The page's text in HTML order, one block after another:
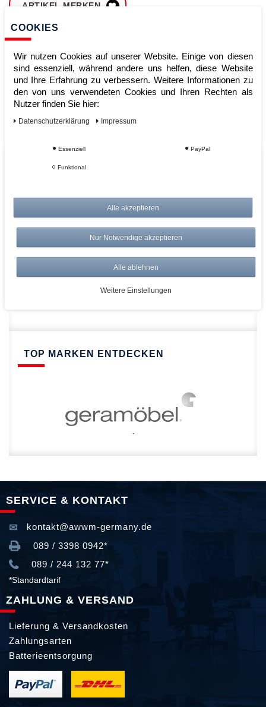
ARTIKEL MERKEN
Sofort lieferbar
Vom Profi für Profis - Ihre Vorteile
Versandkostenfrei ab 150€
Risikolos: 14 Tage Rückgabe
Über 20.000 Artikel
Schnelle Lieferung
TOP MARKEN ENTDECKEN
SERVICE & KONTAKT
kontakt@awwm-germany.de
089 / 3398 0942*
089 / 244 132 77*
*Standardtarif
ZAHLUNG & VERSAND
Lieferung & Versandkosten
Zahlungsarten
Batterieentsorgung
COOKIES
Wir nutzen Cookies auf unserer Website. Einige von diesen
sind essenziell, während andere uns helfen, diese Website
und Ihre Erfahrung zu verbessern. Weitere Informationen zu
den von uns verwendeten Cookies und Ihren Rechten als
Nutzer finden Sie hier:
Daten­schutz­erklärung Impressum
Essenziell PayPal
Funktional
Alle akzeptieren
Nur Notwendige akzeptieren
Alle ablehnen
Weitere Einstellungen